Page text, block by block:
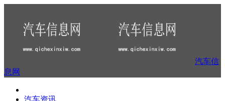
汽车信
息网
汽车资讯